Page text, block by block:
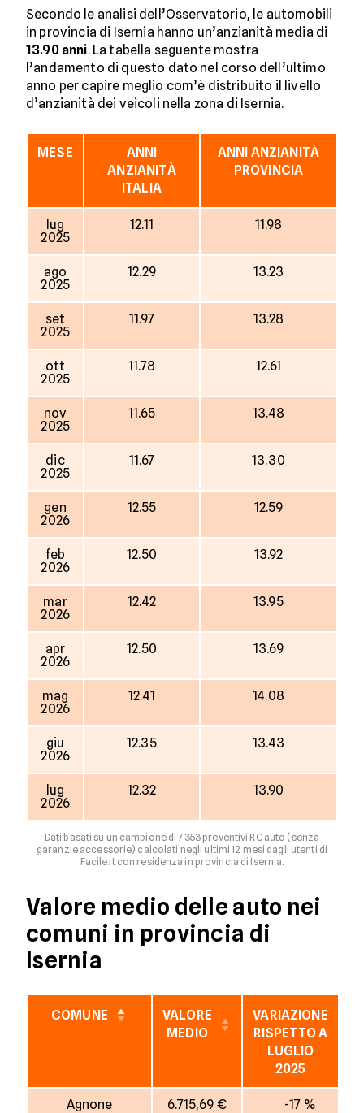
Secondo le analisi dell’Osservatorio, le automobili
in provincia di Isernia hanno un’anzianità media di
13.90 anni. La tabella seguente mostra
l’andamento di questo dato nel corso dell’ultimo
anno per capire meglio com’è distribuito il livello
d’anzianità dei veicoli nella zona di Isernia.
MESE
ANNI
ANZIANITÀ
ITALIA
ANNI ANZIANITÀ
PROVINCIA
lug
2025
12.11 11.98
ago
2025
12.29 13.23
set
2025
11.97 13.28
ott
2025
11.78 12.61
nov
2025
11.65 13.48
dic
2025
11.67 13.30
gen
2026
12.55 12.59
feb
2026
12.50 13.92
mar
2026
12.42 13.95
apr
2026
12.50 13.69
mag
2026
12.41 14.08
giu
2026
12.35 13.43
lug
2026
12.32 13.90
Dati basati su un campione di 7.353 preventivi RC auto (senza
garanzie accessorie) calcolati negli ultimi 12 mesi dagli utenti di
Facile.it con residenza in provincia di Isernia.
Valore medio delle auto nei
comuni in provincia di
Isernia
COMUNE
VALORE
MEDIO
VARIAZIONE
RISPETTO A
LUGLIO
2025
Agnone 6.715,69 € -17 %